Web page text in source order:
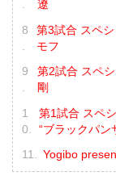
遼
第3試合 スペ
モフ
第2試合 スペ
剛
第1試合 スペ
“ブラックパン
Yogibo